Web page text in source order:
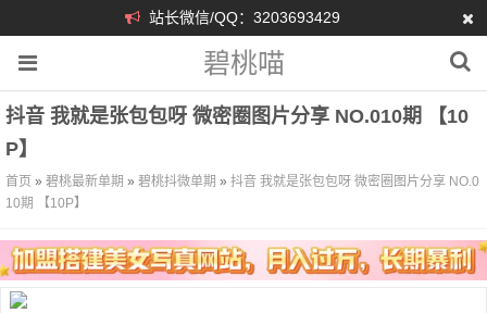
站长微信/QQ：3203693429
碧桃喵
抖音 我就是张包包呀 微密圈图片分享 NO.010期 【10
P】
首页 » 碧桃最新单期 » 碧桃抖微单期 » 抖音 我就是张包包呀 微密圈图片分享 NO.0
10期 【10P】